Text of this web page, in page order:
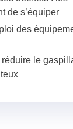
de s’équiper
des
réduire le